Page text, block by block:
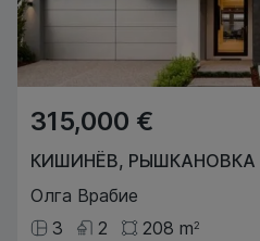
315,000 €
КИШИНЁВ, РЫШКАНОВКА
Олга Врабие
3
2 208 m2